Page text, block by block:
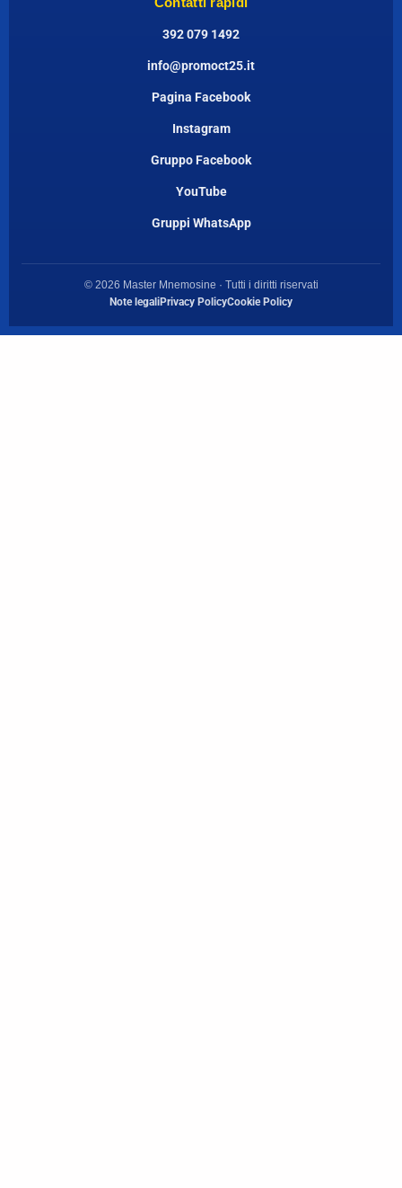
392 079 1492
info@promoct25.it
Pagina Facebook
Instagram
Gruppo Facebook
YouTube
Gruppi WhatsApp
© 2026 Master Mnemosine · Tutti i diritti riservati
Note legaliPrivacy PolicyCookie Policy